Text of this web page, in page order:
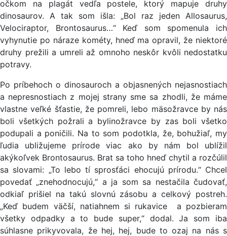
očkom na plagát vedľa postele, ktorý mapuje druhy
dinosaurov. A tak som išla: „Bol raz jeden Allosaurus,
Velociraptor, Brontosaurus…“ Keď som spomenula ich
vyhynutie po náraze kométy, hneď ma opravil, že niektoré
druhy prežili a umreli až omnoho neskôr kvôli nedostatku
potravy.
Po príbehoch o dinosauroch a objasnených nejasnostiach
a nepresnostiach z mojej strany sme sa zhodli, že máme
vlastne veľké šťastie, že pomreli, lebo mäsožravce by nás
boli všetkých požrali a bylinožravce by zas boli všetko
podupali a poničili. Na to som podotkla, že, bohužiaľ, my
ľudia ubližujeme prírode viac ako by nám bol ublížil
akýkoľvek Brontosaurus. Brat sa toho hneď chytil a rozčúlil
sa slovami: „To lebo tí sprosťáci ehocujú prírodu.“ Chcel
povedať „znehodnocujú,“ a ja som sa nestačila čudovať,
odkiaľ prišiel na takú slovnú zásobu a celkový postreh.
„Keď budem väčší, natiahnem si rukavice a pozbieram
všetky odpadky a to bude super,“ dodal. Ja som iba
súhlasne prikyvovala, že hej, hej, bude to ozaj na nás s